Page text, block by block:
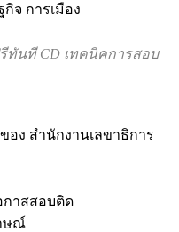
จ การเมือง
ทันที CD เทคนิคการสอบ
ง สำนักงานเลขาธิการ
กาสสอบติด
ษณ์